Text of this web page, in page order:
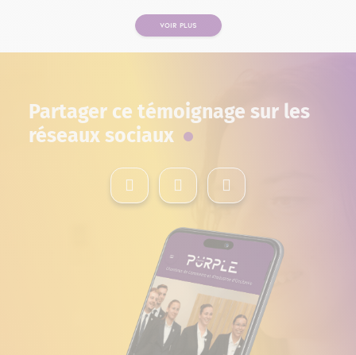
VOIR PLUS
Partager ce témoignage sur les
réseaux sociaux